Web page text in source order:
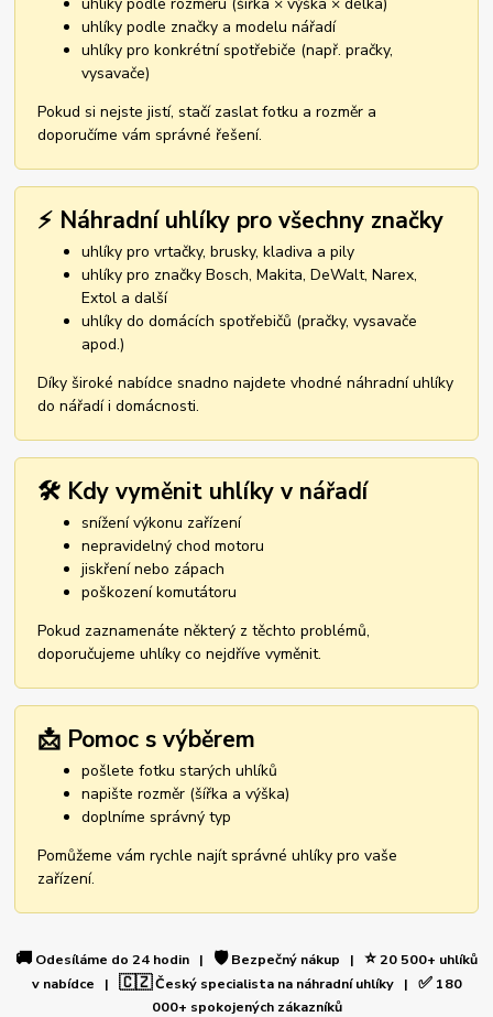
uhlíky podle značky a modelu nářadí
uhlíky pro konkrétní spotřebiče (např. pračky,
vysavače)
Pokud si nejste jistí, stačí zaslat fotku a rozměr a
doporučíme vám správné řešení.
⚡ Náhradní uhlíky pro všechny značky
uhlíky pro vrtačky, brusky, kladiva a pily
uhlíky pro značky Bosch, Makita, DeWalt, Narex,
Extol a další
uhlíky do domácích spotřebičů (pračky, vysavače
apod.)
Díky široké nabídce snadno najdete vhodné náhradní uhlíky
do nářadí i domácnosti.
🛠️ Kdy vyměnit uhlíky v nářadí
snížení výkonu zařízení
nepravidelný chod motoru
jiskření nebo zápach
poškození komutátoru
Pokud zaznamenáte některý z těchto problémů,
doporučujeme uhlíky co nejdříve vyměnit.
📩 Pomoc s výběrem
pošlete fotku starých uhlíků
napište rozměr (šířka a výška)
doplníme správný typ
Pomůžeme vám rychle najít správné uhlíky pro vaše
zařízení.
🚚 Odesíláme do 24 hodin | 🛡️Bezpečný nákup | ⭐20 500+ uhlíků
v nabídce | 🇨🇿Český specialista na náhradní uhlíky | ✅180
000+ spokojených zákazníků